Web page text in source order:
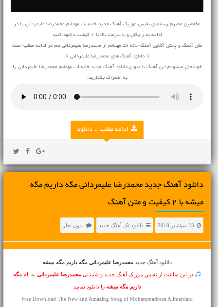
مخاطبین محترم رسانه ی نفیس موزیک آهنگ جدید خانه ات مهمانم محمدرضا علیمردانی را در
ادامه به رایگان و با سرعت بالا با 2 کیفیت دانلود کنید
متن آهنگ و پخش آنلاین آهنگ خانه ات مهمانم از محمدرضا علیمردانی هم در ادامه مطلب است
♫ دانلود آهنگ های محمدرضا علیمردانی ♫
خوشحال میشویم این آهنگ با عنوان دانلود آهنگ جدید خانه ات مهمانم محمدرضا علیمردانی را
به اشتراک بگذارید.
ادامه مطلب + دانلود
دانلود آهنگ جديد محمدرضا علیمردانی مگه داریم مگه
میشه با 2 کیفیت و متن آهنگ
23 سپتامبر 2018 دانلود تک آهنگ جدید بدون نظر
دانلود آهنگ جدید محمدرضا علیمردانی مگه داریم مگه میشه
در این ساعت از نفیس موزیک آهنگ جدید و شنیدنی محمدرضا علیمردانیبه نام مگه
داریم مگه میشه را دانلود نمایید
Free Download The New and Amazing Song of Mohammadreza Alimardani